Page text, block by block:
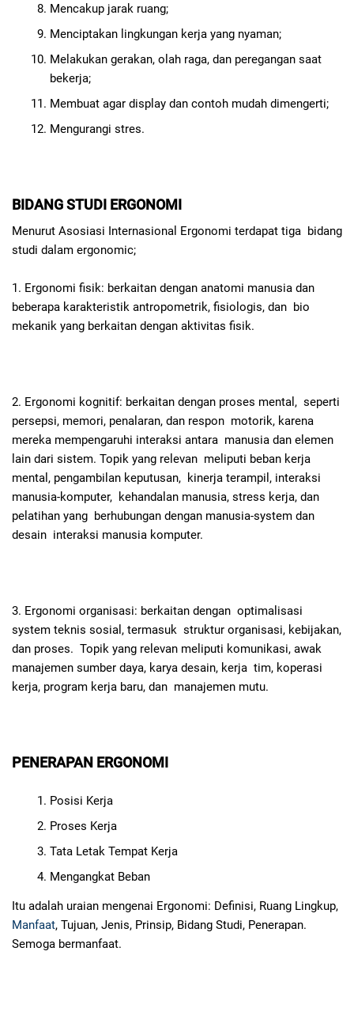
Mencakup jarak ruang;
Menciptakan lingkungan kerja yang nyaman;
Melakukan gerakan, olah raga, dan peregangan saat
bekerja;
Membuat agar display dan contoh mudah dimengerti;
Mengurangi stres.
BIDANG STUDI ERGONOMI
Menurut Asosiasi Internasional Ergonomi terdapat tiga bidang
studi dalam ergonomic;
1. Ergonomi fisik: berkaitan dengan anatomi manusia dan
beberapa karakteristik antropometrik, fisiologis, dan bio
mekanik yang berkaitan dengan aktivitas fisik.
2. Ergonomi kognitif: berkaitan dengan proses mental, seperti
persepsi, memori, penalaran, dan respon motorik, karena
mereka mempengaruhi interaksi antara manusia dan elemen
lain dari sistem. Topik yang relevan meliputi beban kerja
mental, pengambilan keputusan, kinerja terampil, interaksi
manusia-komputer, kehandalan manusia, stress kerja, dan
pelatihan yang berhubungan dengan manusia-system dan
desain interaksi manusia komputer.
3. Ergonomi organisasi: berkaitan dengan optimalisasi
system teknis sosial, termasuk struktur organisasi, kebijakan,
dan proses. Topik yang relevan meliputi komunikasi, awak
manajemen sumber daya, karya desain, kerja tim, koperasi
kerja, program kerja baru, dan manajemen mutu.
PENERAPAN ERGONOMI
Posisi Kerja
Proses Kerja
Tata Letak Tempat Kerja
Mengangkat Beban
Itu adalah uraian mengenai Ergonomi: Definisi, Ruang Lingkup,
Manfaat, Tujuan, Jenis, Prinsip, Bidang Studi, Penerapan.
Semoga bermanfaat.